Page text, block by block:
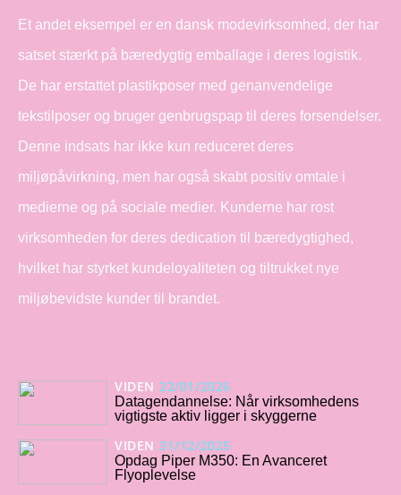
Et andet eksempel er en dansk modevirksomhed, der har
satset stærkt på bæredygtig emballage i deres logistik.
De har erstattet plastikposer med genanvendelige
tekstilposer og bruger genbrugspap til deres forsendelser.
Denne indsats har ikke kun reduceret deres
miljøpåvirkning, men har også skabt positiv omtale i
medierne og på sociale medier. Kunderne har rost
virksomheden for deres dedication til bæredygtighed,
hvilket har styrket kundeloyaliteten og tiltrukket nye
miljøbevidste kunder til brandet.
VIDEN 22/01/2026
Datagendannelse: Når virksomhedens
vigtigste aktiv ligger i skyggerne
VIDEN 31/12/2025
Opdag Piper M350: En Avanceret
Flyoplevelse